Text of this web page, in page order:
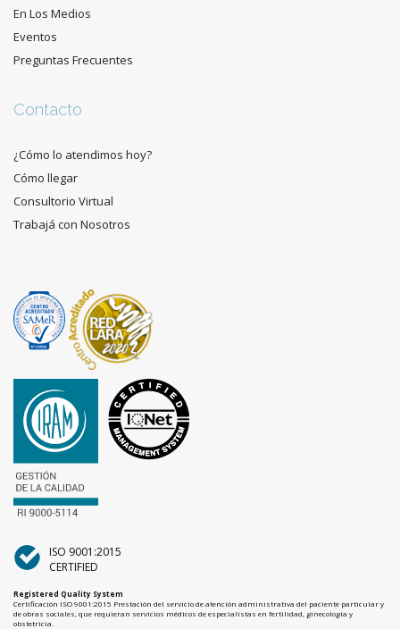
En Los Medios
Eventos
Preguntas Frecuentes
Contacto
¿Cómo lo atendimos hoy?
Cómo llegar
Consultorio Virtual
Trabajá con Nosotros
ISO 9001:2015
CERTIFIED
Registered Quality System
Certificación ISO 9001:2015 Prestación del servicio de atención administrativa del paciente particular y
de obras sociales, que requieran servicios médicos de especialistas en fertilidad, ginecología y
obstetricia.